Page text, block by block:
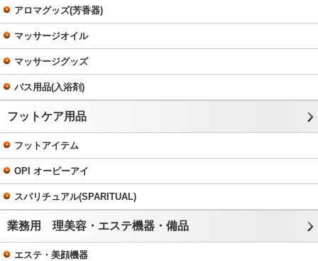
アロマグッズ(芳香器)
マッサージオイル
マッサージグッズ
バス用品(入浴剤)
フットケア用品
フットアイテム
OPI オーピーアイ
スパリチュアル(SPARITUAL)
業務用 理美容・エステ機器・備品
エステ・美顔機器